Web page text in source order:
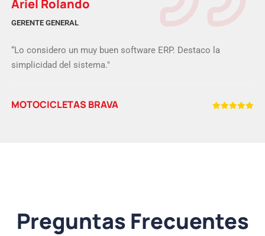
Ariel Rolando
GERENTE GENERAL
“Lo considero un muy buen software ERP. Destaco la
simplicidad del sistema."
MOTOCICLETAS BRAVA
Preguntas Frecuentes